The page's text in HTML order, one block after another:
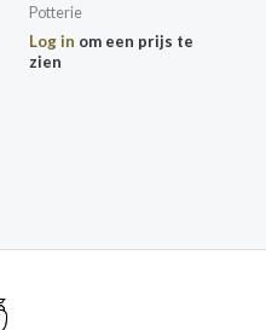
Potterie
Log in om een prijs te
zien